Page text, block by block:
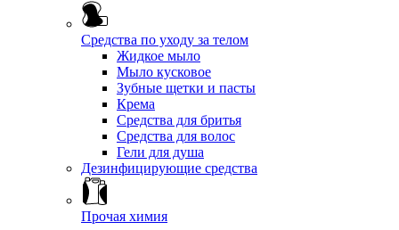
Средства по уходу за телом
Жидкое мыло
Мыло кусковое
Зубные щетки и пасты
Крема
Средства для бритья
Средства для волос
Гели для душа
Дезинфицирующие средства
Прочая химия